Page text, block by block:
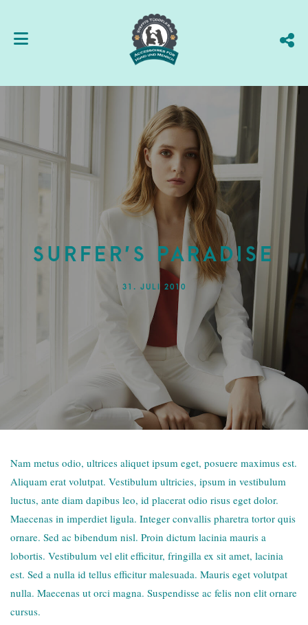
SURFER’S PARADISE
31. JULI 2010
Nam metus odio, ultrices aliquet ipsum eget, posuere maximus est.
Aliquam erat volutpat. Vestibulum ultricies, ipsum in vestibulum
luctus, ante diam dapibus leo, id placerat odio risus eget dolor.
Maecenas in imperdiet ligula. Integer convallis pharetra tortor quis
ornare. Sed ac bibendum nisl. Proin dictum lacinia mauris a
lobortis. Vestibulum vel elit efficitur, fringilla ex sit amet, lacinia
est. Sed a nulla id tellus efficitur malesuada. Mauris eget volutpat
nulla. Maecenas ut orci magna. Suspendisse ac felis non elit ornare
cursus.